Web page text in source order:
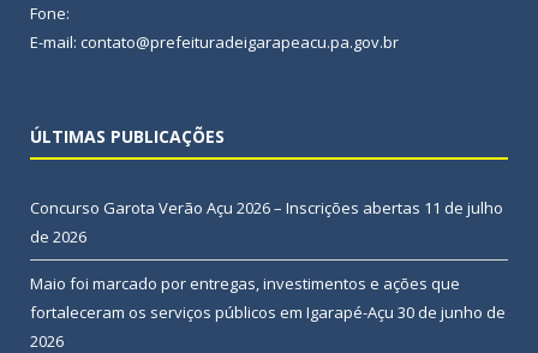
Fone:
E-mail: contato@prefeituradeigarapeacu.pa.gov.br
ÚLTIMAS PUBLICAÇÕES
Concurso Garota Verão Açu 2026 – Inscrições abertas 11 de julho
de 2026
Maio foi marcado por entregas, investimentos e ações que
fortaleceram os serviços públicos em Igarapé-Açu 30 de junho de
2026